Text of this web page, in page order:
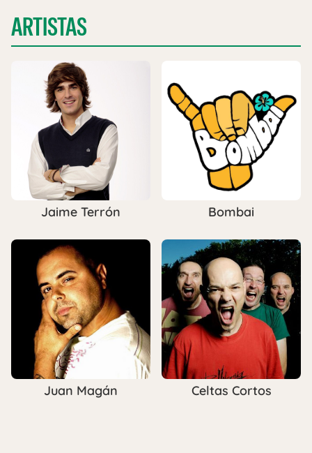
ARTISTAS
Jaime Terrón Bombai
Juan Magán Celtas Cortos